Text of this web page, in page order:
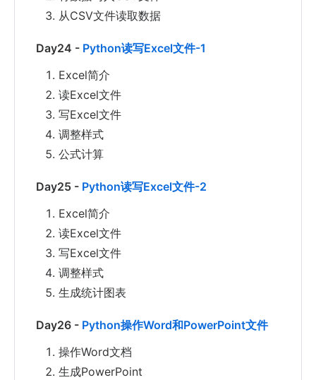
从CSV文件读取数据
Day24 - Python读写Excel文件-1
Excel简介
读Excel文件
写Excel文件
调整样式
公式计算
Day25 - Python读写Excel文件-2
Excel简介
读Excel文件
写Excel文件
调整样式
生成统计图表
Day26 - Python操作Word和PowerPoint文件
操作Word文档
生成PowerPoint